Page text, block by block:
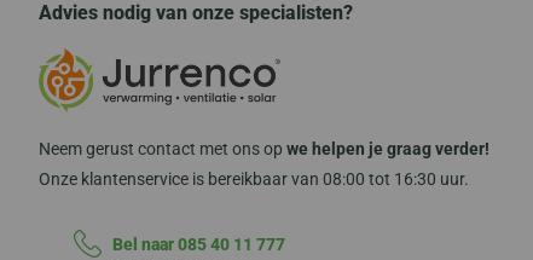
Advies nodig van onze specialisten?
Neem gerust contact met ons op we helpen je graag verder!
Onze klantenservice is bereikbaar van 08:00 tot 16:30 uur.
Bel naar 085 40 11 777